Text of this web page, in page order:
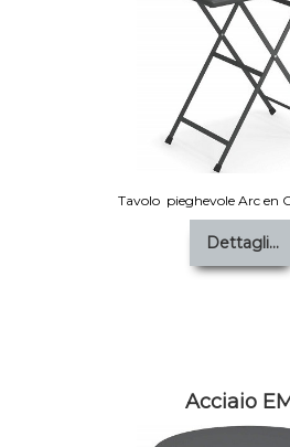
Tavolo pieghevole Arc en
Dettagli...
Acciaio